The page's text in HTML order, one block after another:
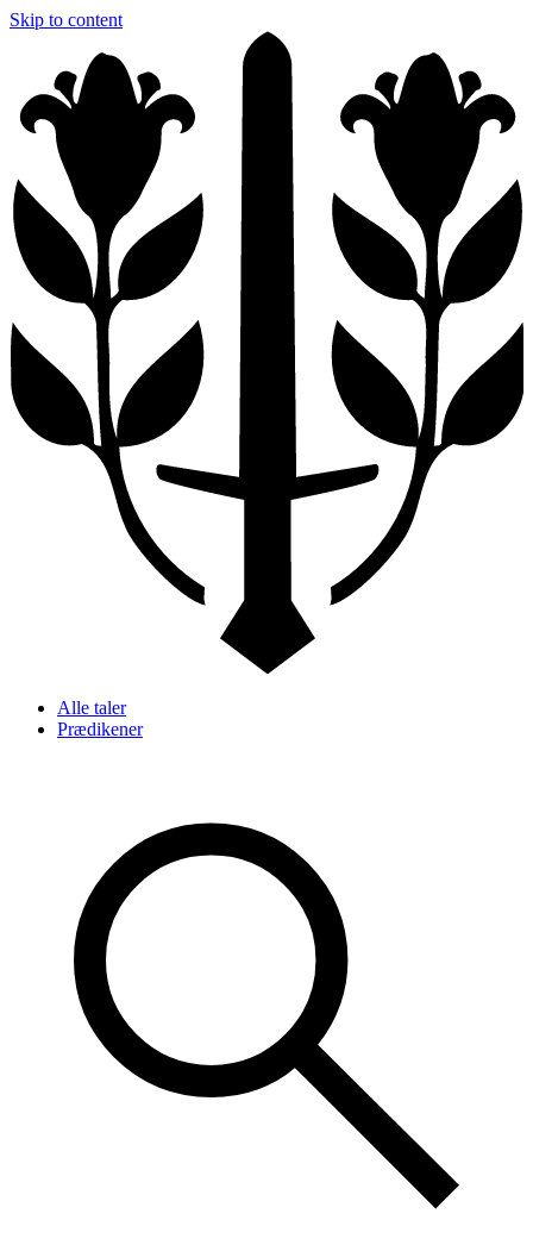
Skip to content
Alle taler
Prædikener